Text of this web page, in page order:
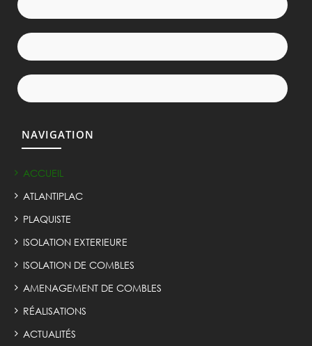
NAVIGATION
ACCUEIL
ATLANTIPLAC
PLAQUISTE
ISOLATION EXTERIEURE
ISOLATION DE COMBLES
AMENAGEMENT DE COMBLES
RÉALISATIONS
ACTUALITÉS